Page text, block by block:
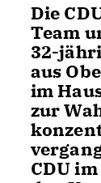
Die
Team
32-
aus
im
zur
CDU